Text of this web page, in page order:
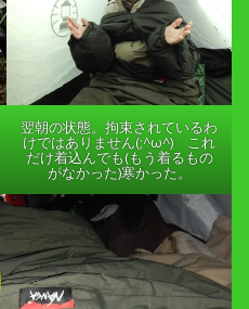
翌朝の状態。拘束されているわ
けではありません(;^ω^) これ
だけ着込んでも(もう着るもの
がなかった)寒かった。